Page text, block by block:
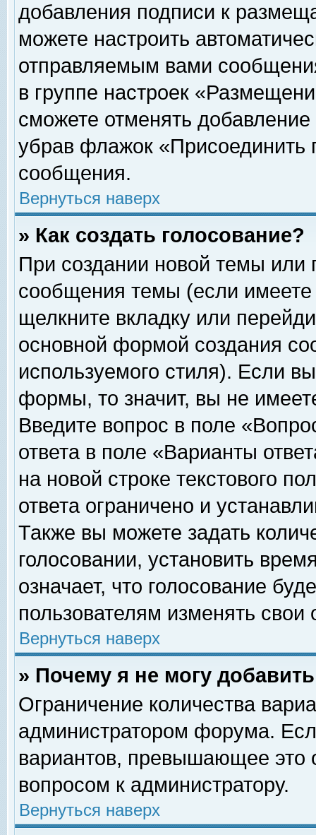
добавления подписи к
можете настроить
отправляемым вами
в группе настроек
сможете отменять
убрав флажок «Присоединить
сообщения.
Вернуться наверх
» Как создать голосование?
При создании новой темы или
сообщения темы (если
щелкните вкладку или
основной формой создания
используемого стиля). Если
формы, то значит, вы не
Введите вопрос в поле
ответа в поле «Варианты
на новой строке текстового
ответа ограничено и
Также вы можете задать
голосовании, установить
означает, что голосование
пользователям изменять свои
Вернуться наверх
» Почему я не могу
Ограничение количества
администратором форума.
вариантов, превышающее это
вопросом к администратору.
Вернуться наверх